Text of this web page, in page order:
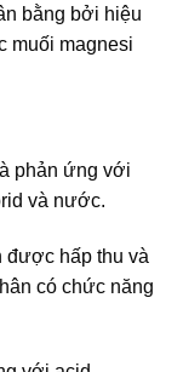
bằng bởi hiệu
muối magnesi
phản ứng với
và nước.
được hấp thu và
có chức năng